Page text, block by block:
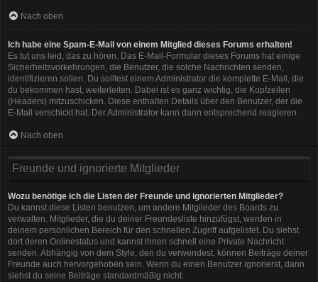
Nach oben
Ich habe eine Spam-E-Mail von einem Mitglied dieses Forums erhalten!
Es tut uns leid, das zu hören. Das E-Mail-Formular dieses Forums hat einige
Sicherheitsvorkehrungen, die Benutzer, die solche Nachrichten senden,
identifizieren sollen. Du solltest einem Administrator die komplette E-Mail, die
du bekommen hast, weiterleiten. Dabei ist es ganz wichtig, die Kopfzeilen
(Headers) mitzuschicken. Diese enthalten Details über den Benutzer, der die
E-Mail verschickt hat. Der Administrator kann dann entsprechend reagieren.
Nach oben
Freunde und ignorierte Mitglieder
Wozu benötige ich die Listen der Freunde und ignorierten Mitglieder?
Du kannst diese Listen benutzen, um andere Mitglieder des Boards zu
verwalten. Mitglieder, die du deiner Freundesliste hinzufügst, werden in
deinem persönlichen Bereich für den schnellen Zugriff aufgelistet. Du siehst
dort deren Onlinestatus und kannst ihnen schnell eine Private Nachricht
senden. Abhängig von dem Style, den du verwendest, können Beiträge deiner
Freunde auch hervorgehoben sein. Wenn du einen Benutzer ignorierst, dann
siehst du seine Beiträge standardmäßig nicht.